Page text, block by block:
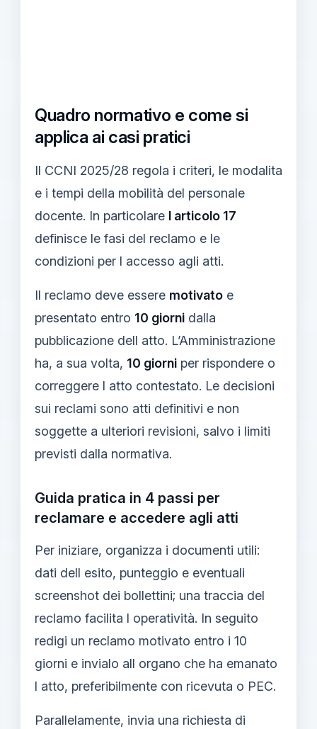
Quadro normativo e come si
applica ai casi pratici
Il CCNI 2025/28 regola i criteri, le modalita
e i tempi della mobilità del personale
docente. In particolare l articolo 17
definisce le fasi del reclamo e le
condizioni per l accesso agli atti.
Il reclamo deve essere motivato e
presentato entro 10 giorni dalla
pubblicazione dell atto. L’Amministrazione
ha, a sua volta, 10 giorni per rispondere o
correggere l atto contestato. Le decisioni
sui reclami sono atti definitivi e non
soggette a ulteriori revisioni, salvo i limiti
previsti dalla normativa.
Guida pratica in 4 passi per
reclamare e accedere agli atti
Per iniziare, organizza i documenti utili:
dati dell esito, punteggio e eventuali
screenshot dei bollettini; una traccia del
reclamo facilita l operatività. In seguito
redigi un reclamo motivato entro i 10
giorni e invialo all organo che ha emanato
l atto, preferibilmente con ricevuta o PEC.
Parallelamente, invia una richiesta di